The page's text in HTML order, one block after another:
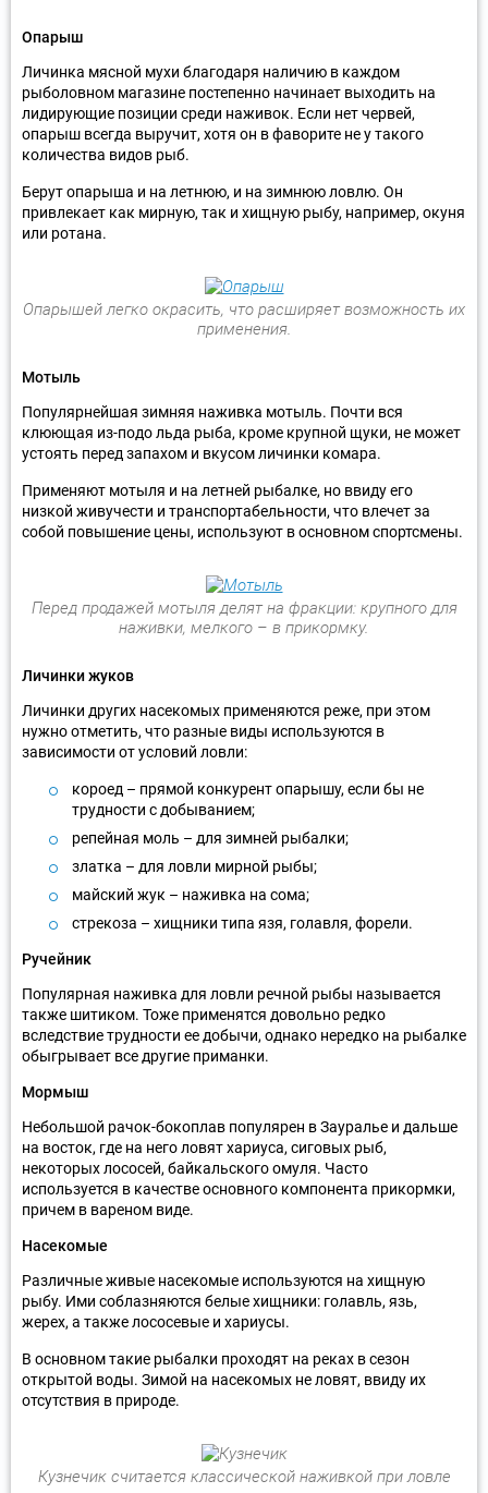
Опарыш
Личинка мясной мухи благодаря наличию в каждом
рыболовном магазине постепенно начинает выходить на
лидирующие позиции среди наживок. Если нет червей,
опарыш всегда выручит, хотя он в фаворите не у такого
количества видов рыб.
Берут опарыша и на летнюю, и на зимнюю ловлю. Он
привлекает как мирную, так и хищную рыбу, например, окуня
или ротана.
Опарышей легко окрасить, что расширяет возможность их
применения.
Мотыль
Популярнейшая зимняя наживка мотыль. Почти вся
клюющая из-подо льда рыба, кроме крупной щуки, не может
устоять перед запахом и вкусом личинки комара.
Применяют мотыля и на летней рыбалке, но ввиду его
низкой живучести и транспортабельности, что влечет за
собой повышение цены, используют в основном спортсмены.
Перед продажей мотыля делят на фракции: крупного для
наживки, мелкого – в прикормку.
Личинки жуков
Личинки других насекомых применяются реже, при этом
нужно отметить, что разные виды используются в
зависимости от условий ловли:
короед – прямой конкурент опарышу, если бы не
трудности с добыванием;
репейная моль – для зимней рыбалки;
златка – для ловли мирной рыбы;
майский жук – наживка на сома;
стрекоза – хищники типа язя, голавля, форели.
Ручейник
Популярная наживка для ловли речной рыбы называется
также шитиком. Тоже применятся довольно редко
вследствие трудности ее добычи, однако нередко на рыбалке
обыгрывает все другие приманки.
Мормыш
Небольшой рачок-бокоплав популярен в Зауралье и дальше
на восток, где на него ловят хариуса, сиговых рыб,
некоторых лососей, байкальского омуля. Часто
используется в качестве основного компонента прикормки,
причем в вареном виде.
Насекомые
Различные живые насекомые используются на хищную
рыбу. Ими соблазняются белые хищники: голавль, язь,
жерех, а также лососевые и хариусы.
В основном такие рыбалки проходят на реках в сезон
открытой воды. Зимой на насекомых не ловят, ввиду их
отсутствия в природе.
Кузнечик считается классической наживкой при ловле